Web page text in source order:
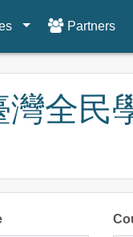
Partners
灣全民